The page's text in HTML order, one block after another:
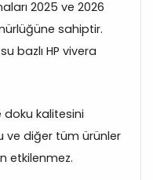
2025 ve 2026
sahiptir.
bazlı HP vivera
doku kalitesini
ve diğer tüm ürünler
etkilenmez.